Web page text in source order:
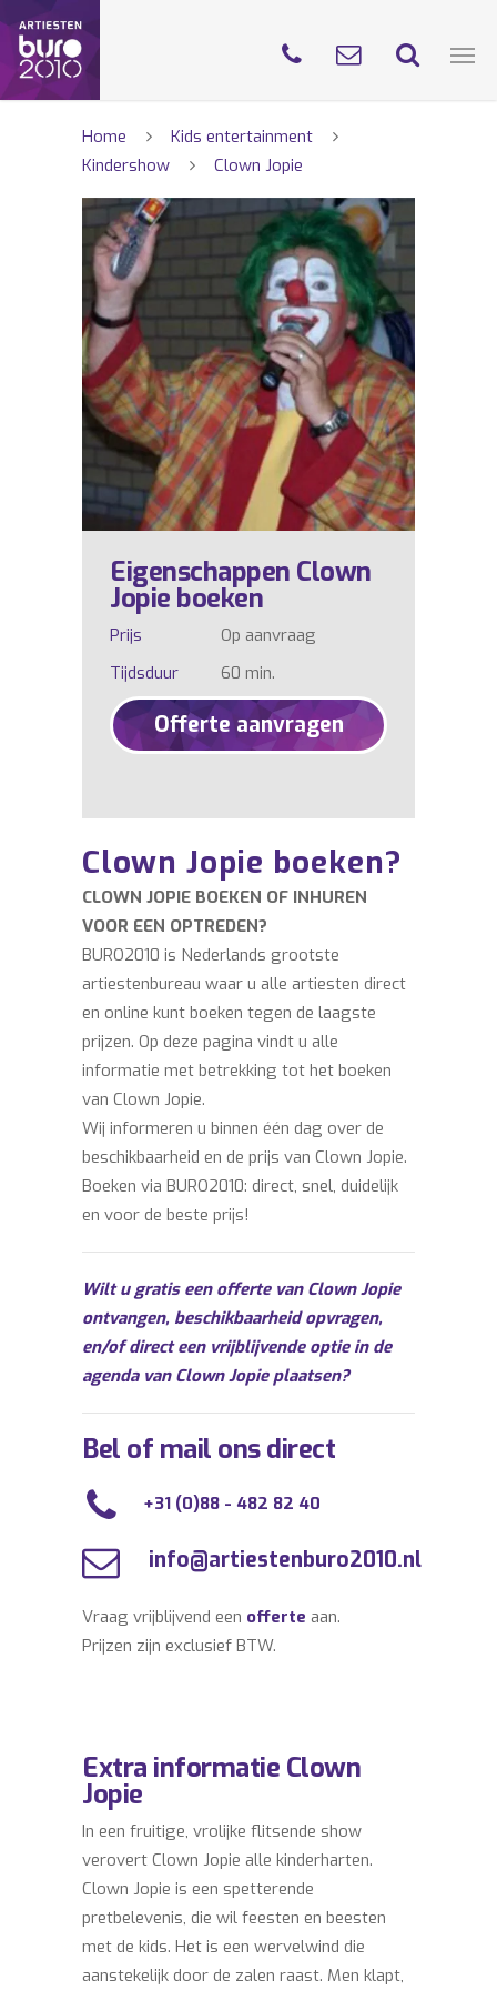
Home
Kids entertainment
Kindershow
Clown Jopie
Eigenschappen Clown
Jopie boeken
Prijs
Op aanvraag
Tijdsduur
60 min.
Offerte aanvragen
Clown Jopie boeken?
CLOWN JOPIE BOEKEN OF INHUREN
VOOR EEN OPTREDEN?
BURO2010 is Nederlands grootste
artiestenbureau waar u alle artiesten direct
en online kunt boeken tegen de laagste
prijzen. Op deze pagina vindt u alle
informatie met betrekking tot het boeken
van Clown Jopie.
Wij informeren u binnen één dag over de
beschikbaarheid en de prijs van Clown Jopie.
Boeken via BURO2010: direct, snel, duidelijk
en voor de beste prijs!
Wilt u gratis een offerte van Clown Jopie
ontvangen, beschikbaarheid opvragen,
en/of direct een vrijblijvende optie in de
agenda van Clown Jopie plaatsen?
Bel of mail ons direct
+31 (0)88 - 482 82 40
info@artiestenburo2010.nl
Vraag vrijblijvend een offerte aan.
Prijzen zijn exclusief BTW.
Extra informatie Clown
Jopie
In een fruitige, vrolijke flitsende show
verovert Clown Jopie alle kinderharten.
Clown Jopie is een spetterende
pretbelevenis, die wil feesten en beesten
met de kids. Het is een wervelwind die
aanstekelijk door de zalen raast. Men klapt,